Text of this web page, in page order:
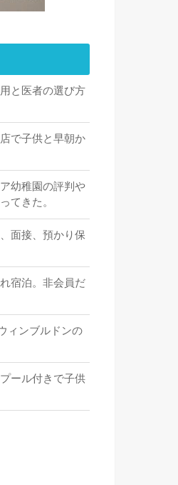
と医者の選び方
で子供と早朝か
幼稚園の評判や
てきた。
面接、預かり保
宿泊。非会員だ
ィンブルドンの
ール付きで子供